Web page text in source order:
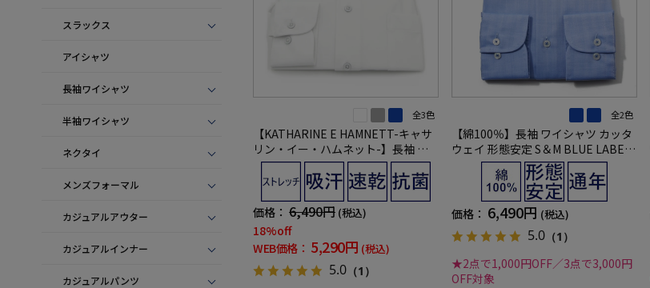
スラックス
アイシャツ
長袖ワイシャツ
半袖ワイシャツ
ネクタイ
メンズフォーマル
カジュアルアウター
カジュアルインナー
カジュアルパンツ
全3色
【KATHARINE E HAMNETT-キャサ
リン・イー・ハムネット-】長袖 ワ
イシャツ ボタンダウン 360°ストレッ
チ 吸水速乾 無地 通年
価格： 6,490円 (税込)
18%off
WEB価格： 5,290円 (税込)
5.0 （1）
全2色
【綿100％】長袖 ワイシャツ カッタ
ウェイ 形態安定 S＆M BLUE LABEL
価格： 6,490円 (税込)
5.0 （1）
★2点で1,000円OFF／3点で3,000円
OFF対象